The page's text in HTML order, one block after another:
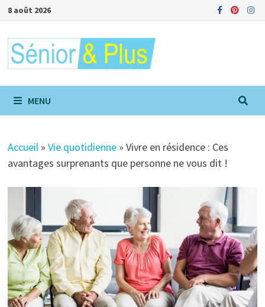
Passer
contenu
8 août 2026
MENU
Accueil »Vie quotidienne »Vivre en résidence : Ces
avantages surprenants que personne ne vous dit !